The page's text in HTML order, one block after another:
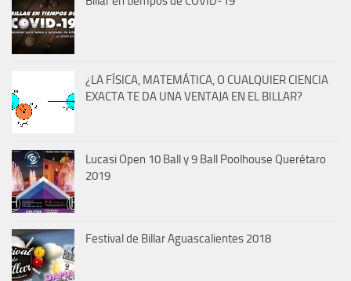
¿LA FÍSICA, MATEMÁTICA, O CUALQUIER CIENCIA
EXACTA TE DA UNA VENTAJA EN EL BILLAR?
Lucasi Open 10 Ball y 9 Ball Poolhouse Querétaro
2019
Festival de Billar Aguascalientes 2018